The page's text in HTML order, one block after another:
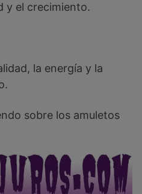
y el crecimiento.
la energía y la
sobre los amuletos